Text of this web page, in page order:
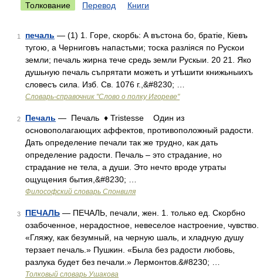
Толкование Перевод Книги
1 печаль — (1) 1. Горе, скорбь: А въстона бо, братіе, Кіевъ
тугою, а Черниговъ напастьми; тоска разліяся по Рускои
земли; печаль жирна тече средь земли Рускыи. 20 21. Яко
душьную печаль съпрятати можеть и утѣшити книжьныихъ
словесъ сила. Изб. Св. 1076 г.,&#8230; …
Словарь-справочник "Слово о полку Игореве"
2 Печаль — Печаль ♦ Tristesse Один из
основополагающих аффектов, противоположный радости.
Дать определение печали так же трудно, как дать
определение радости. Печаль – это страдание, но
страдание не тела, а души. Это нечто вроде утраты
ощущения бытия,&#8230; …
Философский словарь Спонвиля
3 ПЕЧАЛЬ — ПЕЧАЛЬ, печали, жен. 1. только ед. Скорбно
озабоченное, нерадостное, невеселое настроение, чувство.
«Гляжу, как безумный, на черную шаль, и хладную душу
терзает печаль.» Пушкин. «Была без радости любовь,
разлука будет без печали.» Лермонтов.&#8230; …
Толковый словарь Ушакова